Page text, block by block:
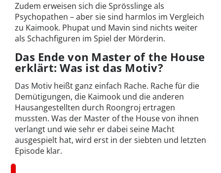
Zudem erweisen sich die Sprösslinge als
Psychopathen – aber sie sind harmlos im Vergleich
zu Kaimook. Phupat und Mavin sind nichts weiter
als Schachfiguren im Spiel der Mörderin.
Das Ende von Master of the House
erklärt: Was ist das Motiv?
Das Motiv heißt ganz einfach Rache. Rache für die
Demütigungen, die Kaimook und die anderen
Hausangestellten durch Roongroj ertragen
mussten. Was der Master of the House von ihnen
verlangt und wie sehr er dabei seine Macht
ausgespielt hat, wird erst in der siebten und letzten
Episode klar.